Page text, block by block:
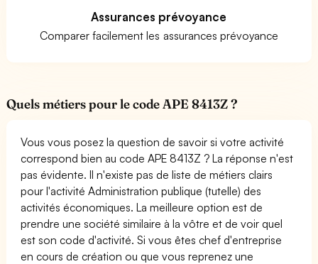
Assurances prévoyance
Comparer facilement les assurances prévoyance
Quels métiers pour le code APE 8413Z ?
Vous vous posez la question de savoir si votre activité
correspond bien au code APE 8413Z ? La réponse n'est
pas évidente. Il n'existe pas de liste de métiers clairs
pour l'activité Administration publique (tutelle) des
activités économiques. La meilleure option est de
prendre une société similaire à la vôtre et de voir quel
est son code d'activité. Si vous êtes chef d'entreprise
en cours de création ou que vous reprenez une